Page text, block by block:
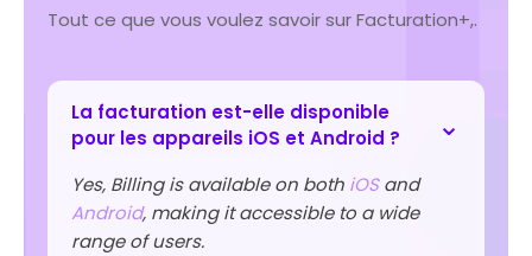
Tout ce que vous voulez savoir sur Facturation+,.
La facturation est-elle disponible
pour les appareils iOS et Android ?
Yes, Billing is available on both iOSand
Android, making it accessible to a wide
range of users.